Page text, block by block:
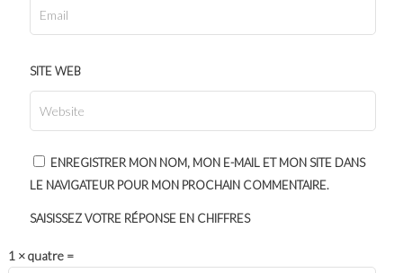
SITE WEB
ENREGISTRER MON NOM, MON E-MAIL ET MON SITE DANS
LE NAVIGATEUR POUR MON PROCHAIN COMMENTAIRE.
SAISISSEZ VOTRE RÉPONSE EN CHIFFRES
1 × quatre =